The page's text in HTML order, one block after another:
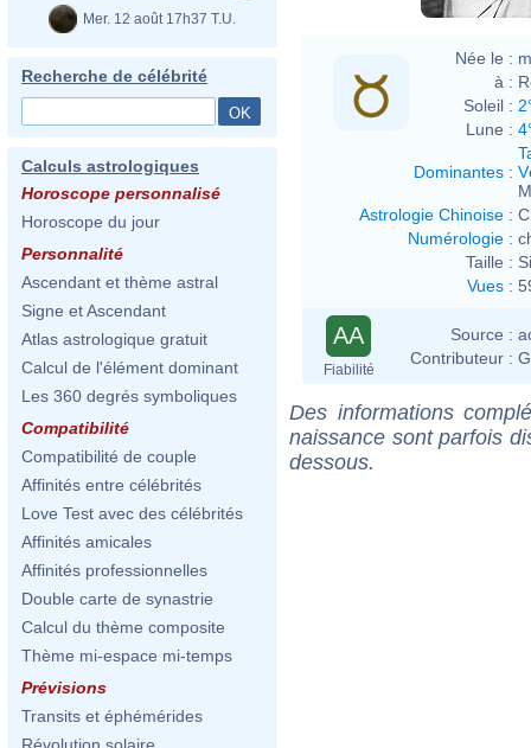
Mer. 12 août 17h37 T.U.
Recherche de célébrité
Calculs astrologiques
Horoscope personnalisé
Horoscope du jour
Personnalité
Ascendant et thème astral
Signe et Ascendant
Atlas astrologique gratuit
Calcul de l'élément dominant
Les 360 degrés symboliques
Compatibilité
Compatibilité de couple
Affinités entre célébrités
Love Test avec des célébrités
Affinités amicales
Affinités professionnelles
Double carte de synastrie
Calcul du thème composite
Thème mi-espace mi-temps
Prévisions
Transits et éphémérides
Née le :
à :
Soleil :
Lune :
Dominantes :
Astrologie Chinoise :
Numérologie :
Taille :
Vues :
AA
Fiabilité
Source :
Contributeur :
Des informations
naissance sont parfois
dessous.